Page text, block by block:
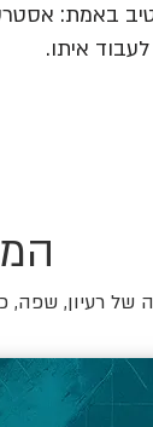
באמת:
איתו.
רעיון, שפה,